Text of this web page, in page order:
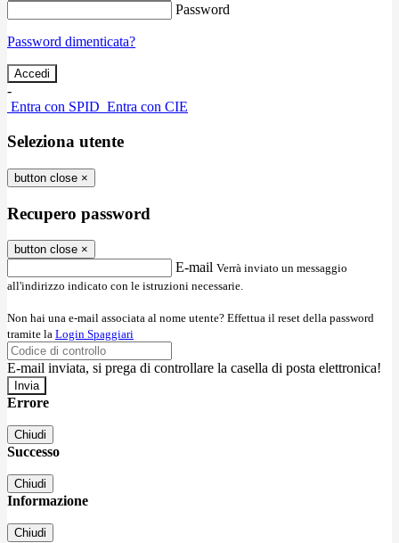
Password
Password dimenticata?
-
Entra con SPID Entra con CIE
Seleziona utente
button close ×
Recupero password
button close ×
E-mail Verrà inviato un messaggio
all'indirizzo indicato con le istruzioni necessarie.
Non hai una e-mail associata al nome utente? Effettua il reset della password
tramite la Login Spaggiari
E-mail inviata, si prega di controllare la casella di posta elettronica!
Errore
Chiudi
Successo
Chiudi
Informazione
Chiudi